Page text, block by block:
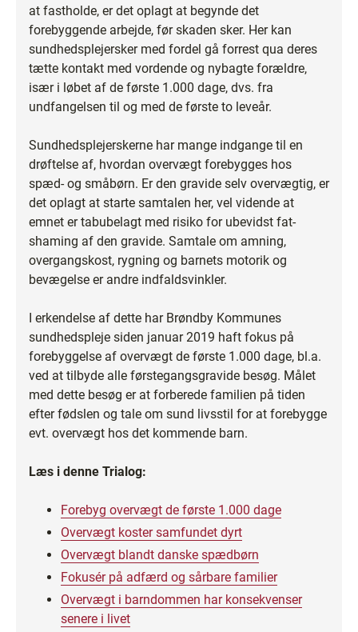
at fastholde, er det oplagt at begynde det
forebyggende arbejde, før skaden sker. Her kan
sundhedsplejersker med fordel gå forrest qua deres
tætte kontakt med vordende og nybagte forældre,
især i løbet af de første 1.000 dage, dvs. fra
undfangelsen til og med de første to leveår.
Sundhedsplejerskerne har mange indgange til en
drøftelse af, hvordan overvægt forebygges hos
spæd- og småbørn. Er den gravide selv overvægtig, er
det oplagt at starte samtalen her, vel vidende at
emnet er tabubelagt med risiko for ubevidst fat-
shaming af den gravide. Samtale om amning,
overgangskost, rygning og barnets motorik og
bevægelse er andre indfaldsvinkler.
I erkendelse af dette har Brøndby Kommunes
sundhedspleje siden januar 2019 haft fokus på
forebyggelse af overvægt de første 1.000 dage, bl.a.
ved at tilbyde alle førstegangsgravide besøg. Målet
med dette besøg er at forberede familien på tiden
efter fødslen og tale om sund livsstil for at forebygge
evt. overvægt hos det kommende barn.
Læs i denne Trialog:
Forebyg overvægt de første 1.000 dage
Overvægt koster samfundet dyrt
Overvægt blandt danske spædbørn
Fokusér på adfærd og sårbare familier
Overvægt i barndommen har konsekvenser
senere i livet